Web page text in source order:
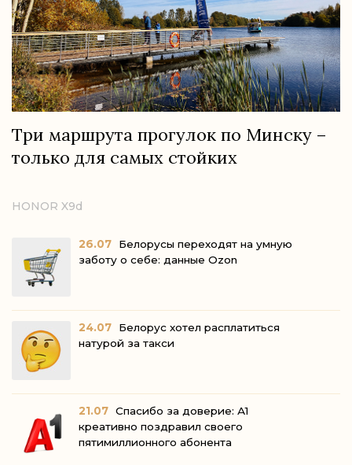
Три маршрута прогулок по Минску –
только для самых стойких
HONOR X9d
26.07
Белорусы переходят на умную
заботу о себе: данные Ozon
24.07
Белорус хотел расплатиться
натурой за такси
21.07 Спасибо за доверие: А1
креативно поздравил своего
пятимиллионного абонента